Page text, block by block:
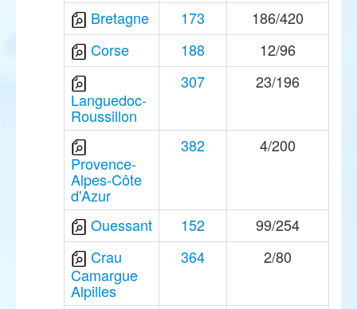
Bretagne 173
186/420
Corse
188 12/96
Languedoc-
Roussillon
307 23/196
Provence-
Alpes-Côte
d'Azur
382 4/200
Ouessant 152
99/254
Crau
Camargue
Alpilles
364 2/80